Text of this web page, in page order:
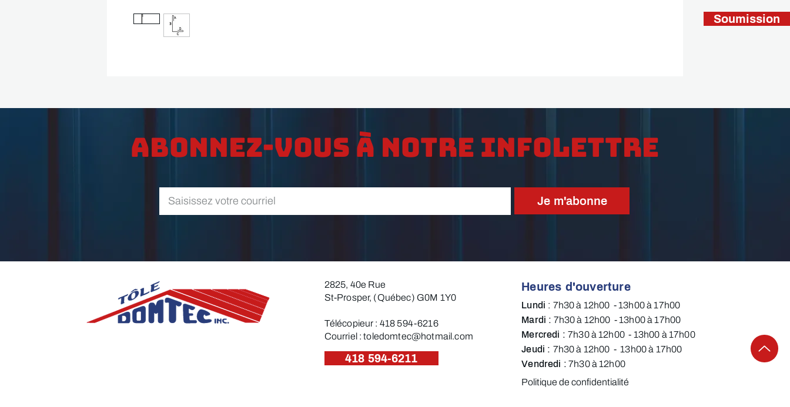
Soumission
Abonnez-vous à notre infolettre
Je m'abonne
2825, 40e Rue
St-Prosper, (Québec) G0M 1Y0
Télécopieur : 418 594-6216​
Courriel :toledomtec@hotmail.com
418 594-6211
Heures d'ouverture
Lundi : 7h30 à 12h00 - 13h00 à 17h00​​​
Mardi : 7h30 à 12h00 - 13h00 à 17h00​
Mercredi :7h30 à 12h00 - 13h00 à 17h00​
Jeudi : 7h30 à 12h00 - 13h00 à 17h00
Vendredi​ : 7h30 à 12h00​​​​​
Politique de confidentialité